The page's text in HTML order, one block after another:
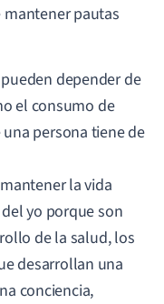
mantener pautas
depender de
el consumo de
persona tiene de
la vida
yo porque son
de la salud, los
desarrollan una
conciencia,